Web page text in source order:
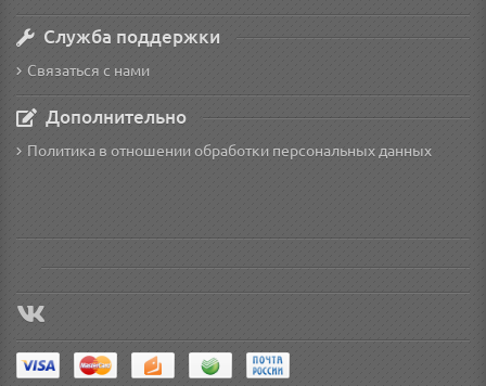
Служба поддержки
Связаться с нами
Дополнительно
Политика в отношении обработки персональных данных